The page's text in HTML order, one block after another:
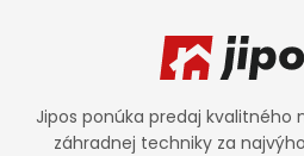
Jipos ponúka predaj kvalitného
záhradnej techniky za